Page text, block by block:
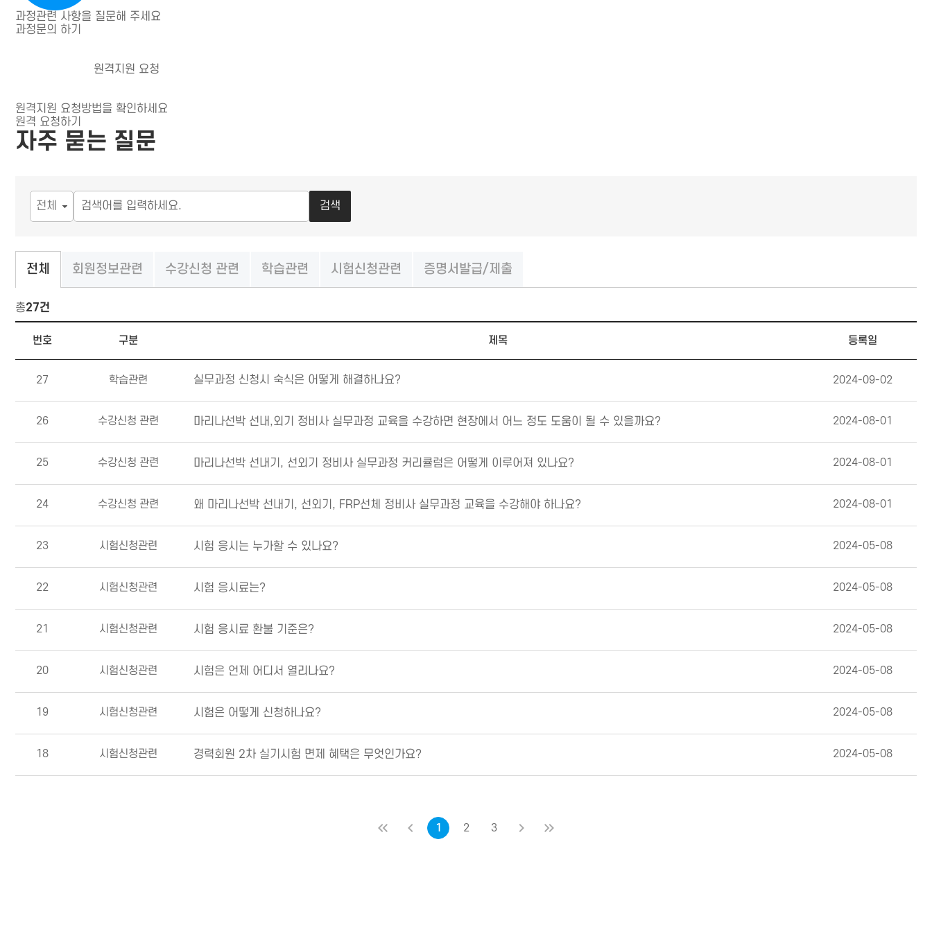
과정관련 사항을 질문해 주세요
과정문의 하기
원격지원 요청
원격지원 요청방법을 확인하세요
원격 요청하기
자주 묻는 질문
검색
전체 회원정보관련 수강신청 관련 학습관련 시험신청관련 증명서발급/제출
총27건
번호
구분 제목 등록일
27 학습관련 실무과정 신청시 숙식은 어떻게 해결하나요? 2024-09-02
26 수강신청 관련 마리나선박 선내,외기 정비사 실무과정 교육을 수강하면 현장에서 어느 정도 도움이 될 수 있을까요? 2024-08-01
25 수강신청 관련 마리나선박 선내기, 선외기 정비사 실무과정 커리큘럼은 어떻게 이루어져 있나요? 2024-08-01
24 수강신청 관련 왜 마리나선박 선내기, 선외기, FRP선체 정비사 실무과정 교육을 수강해야 하나요? 2024-08-01
23 시험신청관련 시험 응시는 누가할 수 있나요? 2024-05-08
22 시험신청관련 시험 응시료는? 2024-05-08
21 시험신청관련 시험 응시료 환불 기준은? 2024-05-08
20 시험신청관련 시험은 언제 어디서 열리나요? 2024-05-08
19 시험신청관련 시험은 어떻게 신청하나요? 2024-05-08
18 시험신청관련 경력회원 2차 실기시험 면제 혜택은 무엇인가요? 2024-05-08
처음 이전 1 2 3 마지막